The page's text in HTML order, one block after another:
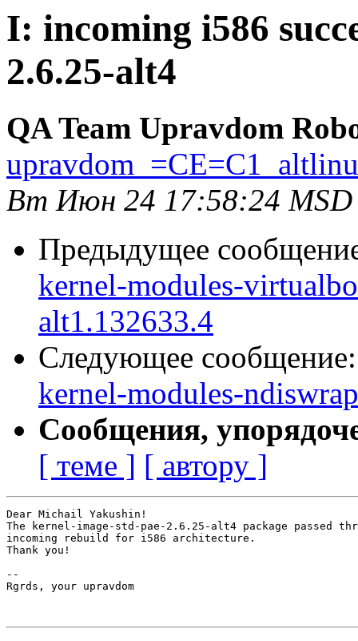
I: incoming i586
2.6.25-alt4
QA Team Upravdom
Вт Июн 24 17:58:24 MSD
Предыдущее
kernel-modules-
alt1.132633.4
Следующее
kernel-modules-
Сообщения,
[ теме ] [ автору ]
Dear Michail Yakushin!
The kernel-image-std-pae-2.6.25-alt4 package passed
incoming rebuild for i586 architecture.
Thank you!
--
Rgrds, your upravdom